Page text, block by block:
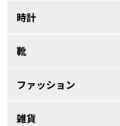
時計
靴
ファッション
雑貨